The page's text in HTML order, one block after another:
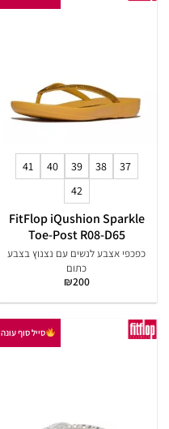
37
38
39
40
41
42
FitFlop iQushion Sparkle
Toe-Post R08-D65
כפכפי אצבע לנשים עם נצנוץ בצבע
כתום
₪200
סייל סוף עונה